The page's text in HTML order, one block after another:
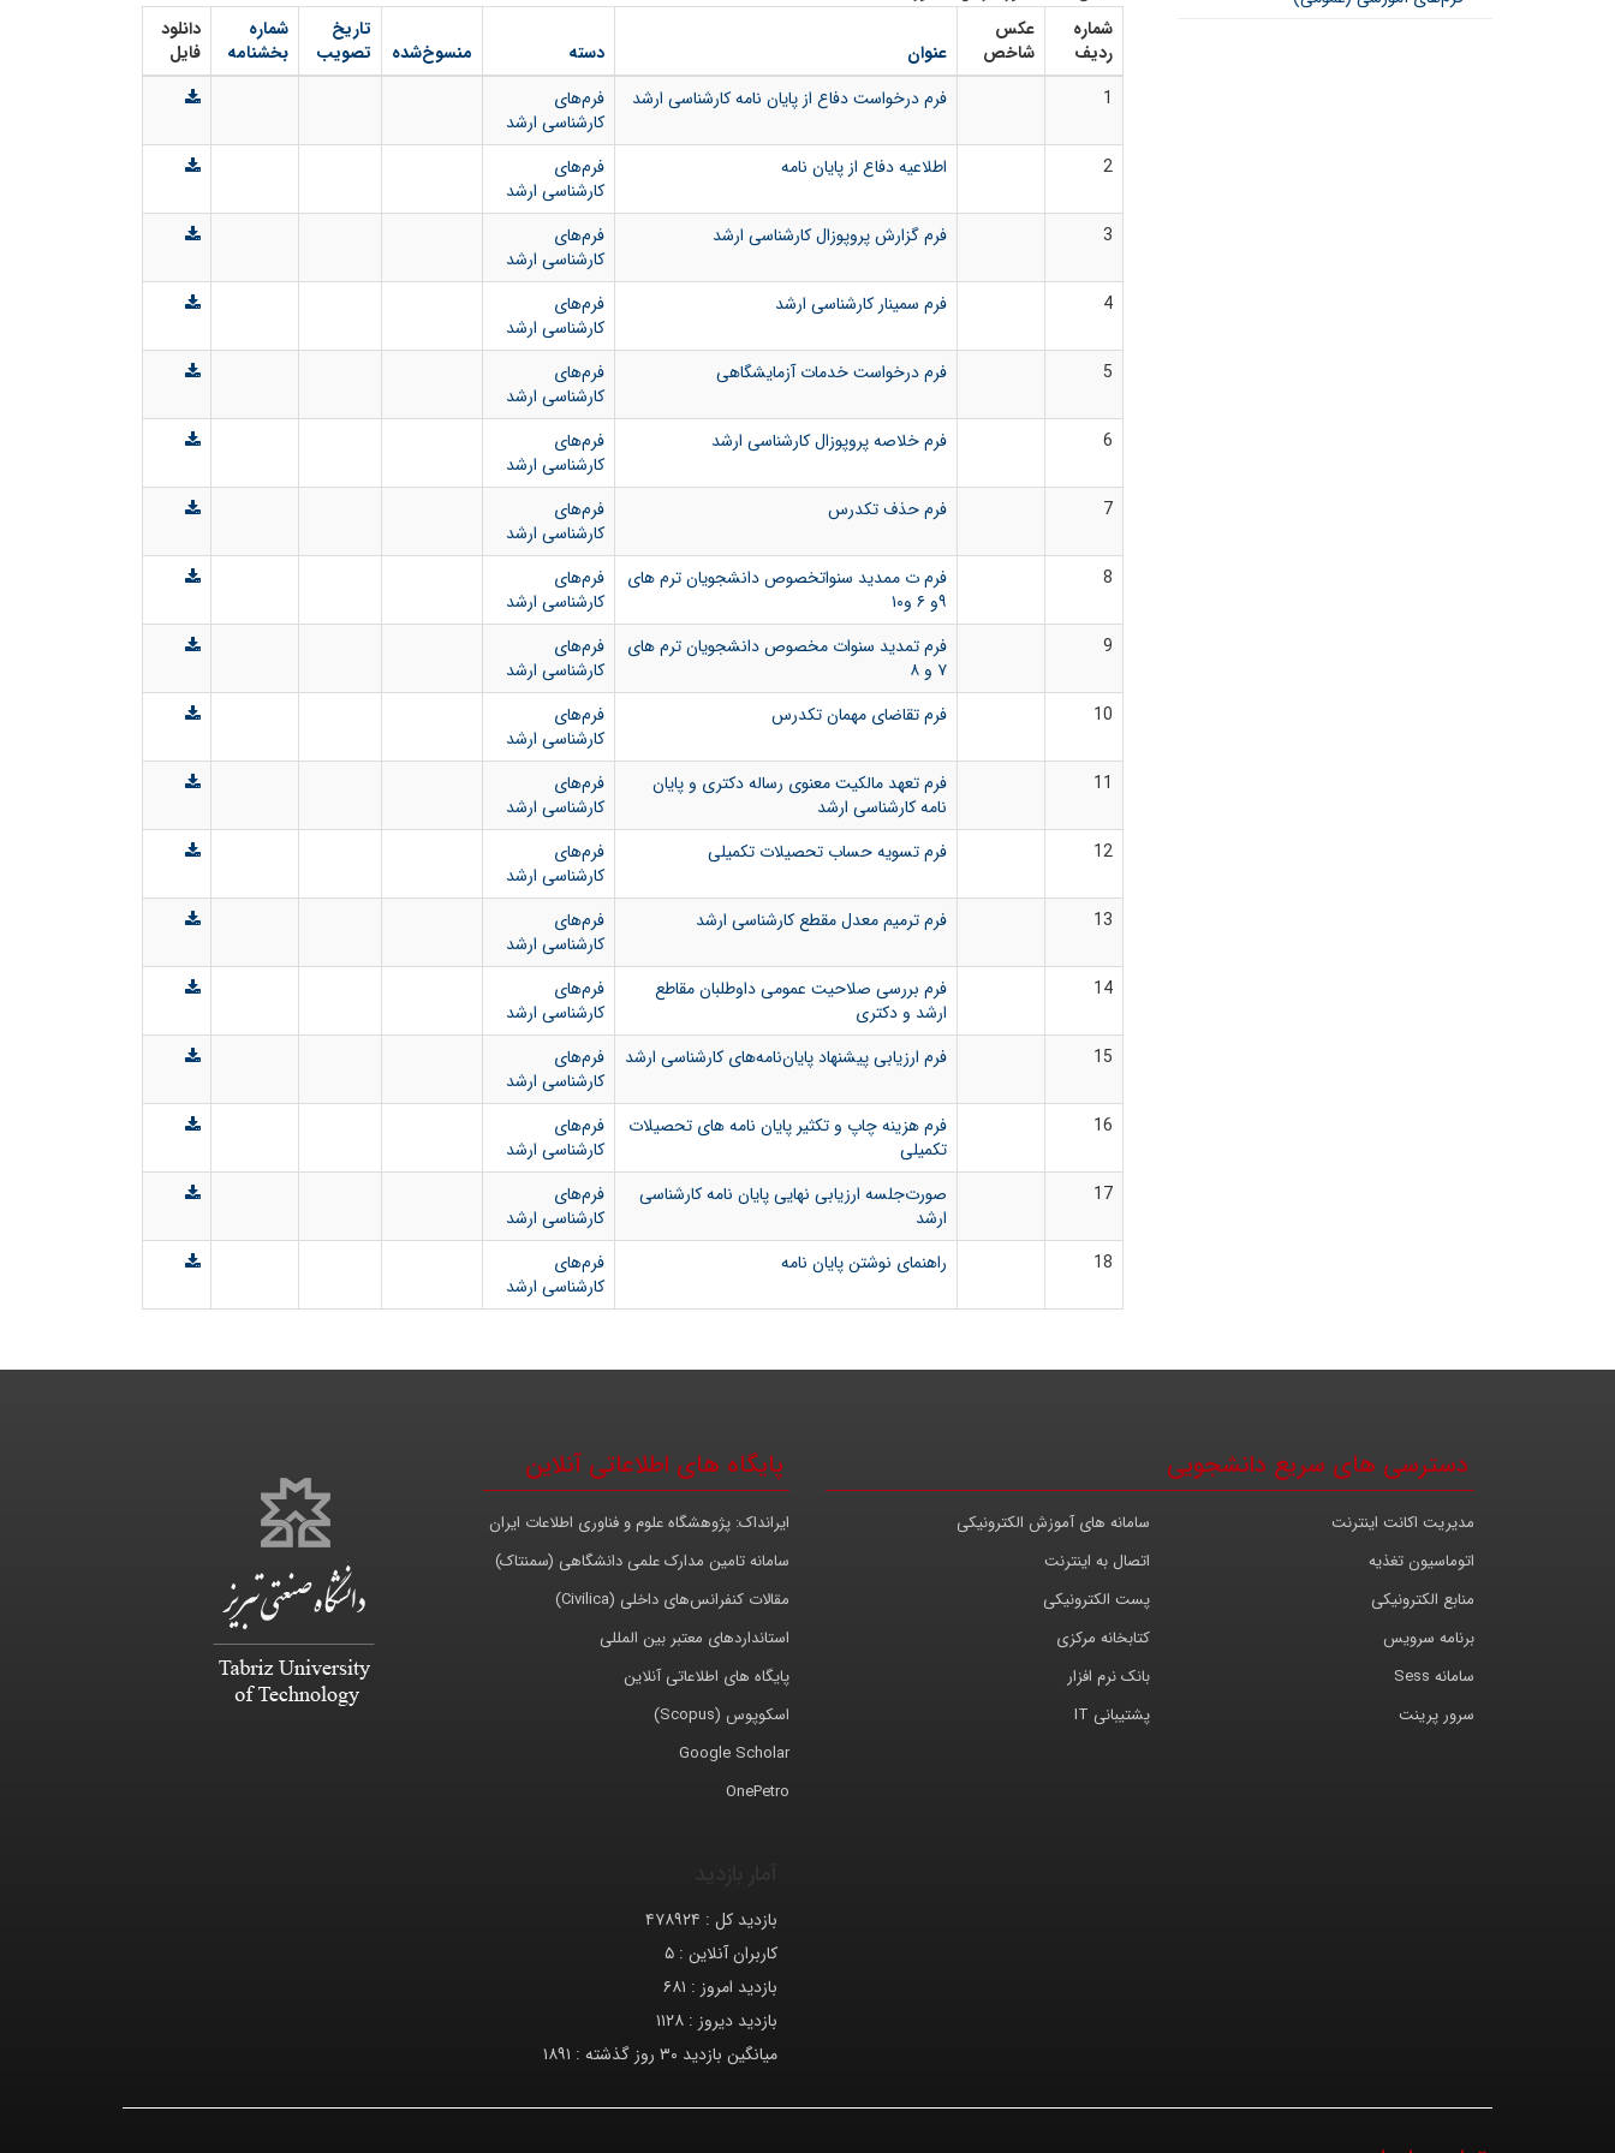
شماره
ردیف
عکس
شاخص
عنوان دسته منسوخ‌شده
تاریخ
تصویب
شماره
بخشنامه
دانلود
فایل
1
فرم درخواست دفاع از پایان نامه کارشناسی ارشد
فرم‌های
کارشناسی ارشد
2
اطلاعیه دفاع از پایان نامه
فرم‌های
کارشناسی ارشد
3
فرم گزارش پروپوزال کارشناسی ارشد
فرم‌های
کارشناسی ارشد
4
فرم سمینار کارشناسی ارشد
فرم‌های
کارشناسی ارشد
5
فرم درخواست خدمات آزمایشگاهی
فرم‌های
کارشناسی ارشد
6
فرم خلاصه پروپوزال کارشناسی ارشد
فرم‌های
کارشناسی ارشد
7
فرم حذف تکدرس
فرم‌های
کارشناسی ارشد
8
فرم ت ممدید سنواتخصوص دانشجویان ترم های
۹و ۶ و۱۰
فرم‌های
کارشناسی ارشد
9
فرم تمدید سنوات مخصوص دانشجویان ترم های
۷ و ۸
فرم‌های
کارشناسی ارشد
10
فرم تقاضای مهمان تکدرس
فرم‌های
کارشناسی ارشد
11
فرم تعهد مالکیت معنوی رساله دکتری و پایان
نامه کارشناسی ارشد
فرم‌های
کارشناسی ارشد
12
فرم تسویه حساب تحصیلات تکمیلی
فرم‌های
کارشناسی ارشد
13
فرم ترمیم معدل مقطع کارشناسی ارشد
فرم‌های
کارشناسی ارشد
14
فرم بررسی صلاحیت عمومی داوطلبان مقاطع
ارشد و دکتری
فرم‌های
کارشناسی ارشد
15
فرم ارزیابی پیشنهاد پایان‌نامه‌های کارشناسی ارشد
فرم‌های
کارشناسی ارشد
16
فرم هزینه چاپ و تکثیر پایان نامه های تحصیلات
تکمیلی
فرم‌های
کارشناسی ارشد
17
صورت‌جلسه ارزیابی نهایی پایان نامه کارشناسی
ارشد
فرم‌های
کارشناسی ارشد
18
راهنمای نوشتن پایان نامه
فرم‌های
کارشناسی ارشد
دسترسی های سریع دانشجویی
سامانه های آموزش الکترونیکی
مدیریت اکانت اینترنت
اتصال به اینترنت
اتوماسیون تغذیه
پست الکترونیکی
منابع الکترونیکی
کتابخانه مرکزی
برنامه سرویس
بانک نرم افزار
سامانه Sess
پشتیبانی IT
سرور پرینت
پایگاه های اطلاعاتی آنلاین
ایرانداک: پژوهشگاه علوم و فناوری اطلاعات ایران
سامانه تامین مدارک علمی دانشگاهی (سمنتاک)
مقالات کنفرانس‌های داخلی (Civilica)
استانداردهای معتبر بین المللی
پایگاه های اطلاعاتی آنلاین
اسکوپوس (Scopus)
Google Scholar
OnePetro
بازدید کل : ۴۷۸۹۲۴
کاربران آنلاین : ۵
بازدید امروز : ۶۸۱
بازدید دیروز : ۱۱۲۸
میانگین بازدید ۳۰ روز گذشته :
۱۸۹۱